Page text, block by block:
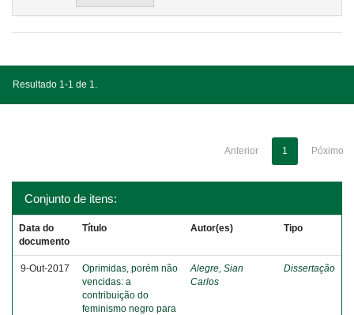
Resultado 1-1 de 1.
Anterior 1 Póximo
Conjunto de itens:
Data do
documento
Título Autor(es) Tipo
9-Out-2017
Oprimidas, porém não
vencidas: a
contribuição do
feminismo negro para
Alegre, Sian
Carlos
Dissertação